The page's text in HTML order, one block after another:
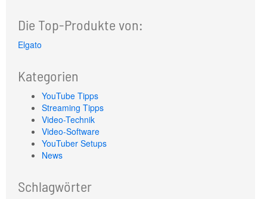
Die Top-Produkte von:
Elgato
Kategorien
YouTube Tipps
Streaming Tipps
Video-Technik
Video-Software
YouTuber Setups
News
Schlagwörter